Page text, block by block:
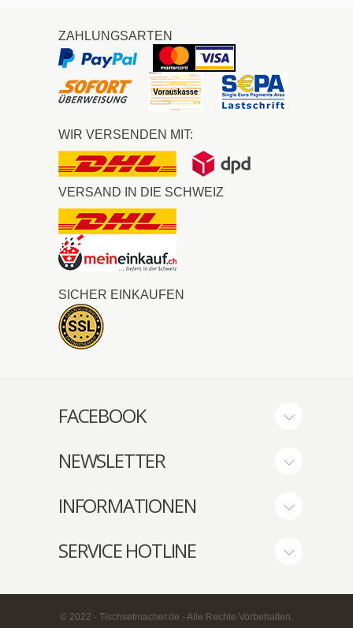
ZAHLUNGSARTEN
WIR VERSENDEN MIT:
VERSAND IN DIE SCHWEIZ
SICHER EINKAUFEN
FACEBOOK
NEWSLETTER
INFORMATIONEN
SERVICE HOTLINE
© 2022 - Tischsetmacher.de - Alle Rechte Vorbehalten.